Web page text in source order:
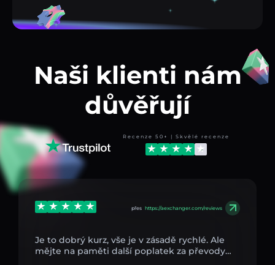
Naši klienti nám
důvěřují
Recenze 50+ | Skvělé recenze
přes https://aexchanger.com/reviews
Je to dobrý kurz, vše je v zásadě rychlé. Ale
mějte na paměti další poplatek za převody…